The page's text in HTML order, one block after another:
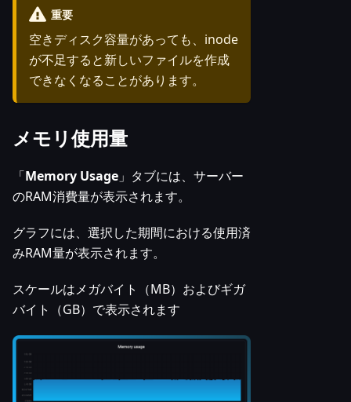
重要
空きディスク容量があっても、inode
が不足すると新しいファイルを作成
できなくなることがあります。
メモリ使用量
「Memory Usage 」タブには、サーバー
のRAM消費量が表示されます。
グラフには、選択した期間における使用済
みRAM量が表示されます。
スケールはメガバイト（MB）およびギガ
バイト（GB）で表示されます